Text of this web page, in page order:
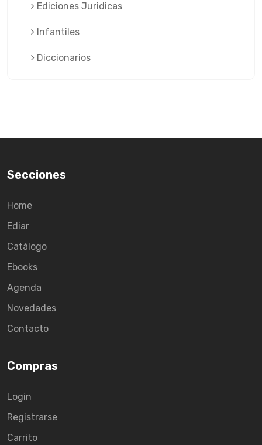
Ediciones Juridicas
Infantiles
Diccionarios
Secciones
Home
Ediar
Catálogo
Ebooks
Agenda
Novedades
Contacto
Compras
Login
Registrarse
Carrito